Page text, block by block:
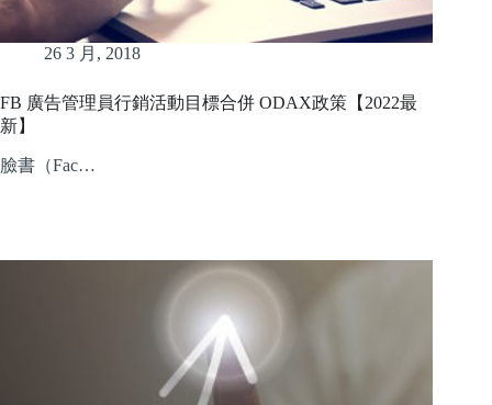
26 3 月, 2018
FB 廣告管理員行銷活動目標合併 ODAX政策【2022最
新】
臉書（Fac…